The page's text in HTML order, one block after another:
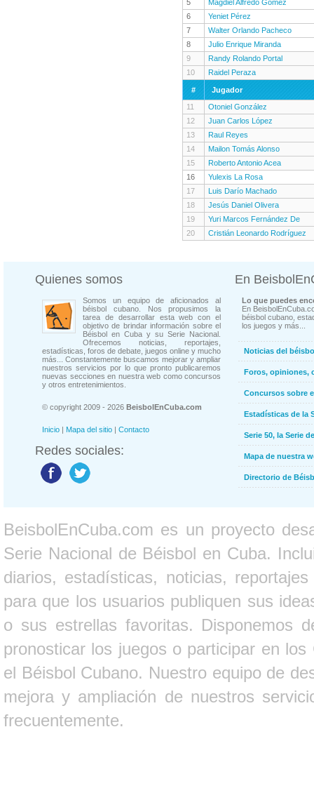
5
Magdiel Alfredo Gómez
6
Yeniet Pérez
7
Walter Orlando Pacheco
8
Julio Enrique Miranda
9
Randy Rolando Portal
10
Raidel Peraza
#
Jugador
11
Otoniel González
12
Juan Carlos López
13
Raul Reyes
14
Mailon Tomás Alonso
15
Roberto Antonio Acea
16
Yulexis La Rosa
17
Luis Darío Machado
18
Jesús Daniel Olivera
19
Yuri Marcos Fernández De
20
Cristián Leonardo Rodríguez
Quienes somos
Somos un equipo de aficionados al
béisbol cubano. Nos propusimos la
tarea de desarrollar esta web con el
objetivo de brindar información sobre el
Béisbol en Cuba y su Serie Nacional.
Ofrecemos noticias, reportajes,
estadísticas, foros de debate, juegos online y mucho
más... Constantemente buscamos mejorar y ampliar
nuestros servicios por lo que pronto publicaremos
nuevas secciones en nuestra web como concursos
y otros entretenimientos.
© copyright 2009 - 2026 BeisbolEnCuba.com
Inicio | Mapa del sitio | Contacto
Redes sociales:
En
Lo que puedes
En
béisbol cubano,
los juegos y más...
Noticias del
Foros, opiniones,
Concursos sobre
Estadísticas de la
Serie 50, la Serie
Mapa de nuestra
Directorio de
BeisbolEnCuba.com es un proyecto
Serie Nacional de Béisbol en Cuba.
diarios, estadísticas, noticias,
para que los usuarios publiquen sus
o sus estrellas favoritas. Disponemos
pronosticar los juegos o participar en
el Béisbol Cubano. Nuestro equipo de
mejora y ampliación de nuestros
frecuentemente.